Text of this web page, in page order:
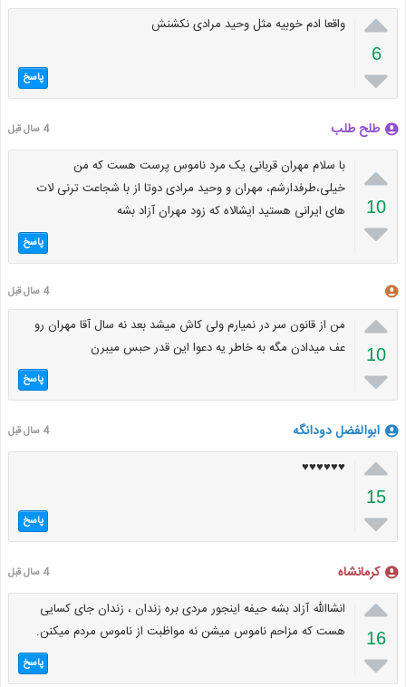

6

واقعا ادم خوبیه مثل وحید مرادی نکشنش
پاسخ
طلح طلب 4 سال قبل

10

با سلام مهران قربانی یک مرد ناموس پرست هست که من
خیلی،طرفدارشم، مهران و وحید مرادی دوتا از با شجاعت ترنی لات
های ایرانی هستید ایشالاه که زود مهران آزاد بشه
پاسخ
4 سال قبل

10

من از قانون سر در نمیارم ولی کاش میشد بعد نه سال آقا مهران رو
عف میدادن مگه به خاطر یه دعوا این قدر حبس میبرن
پاسخ
ابوالفضل دودانگه 4 سال قبل

15

♥️♥️♥️♥️♥️♥️
پاسخ
کرمانشاه 4 سال قبل

16

انشاالله آزاد بشه حیفه اینجور مردی بره زندان ، زندان جای کسایی
هست که مزاحم ناموس میشن نه مواظبت از ناموس مردم میکنن.
پاسخ